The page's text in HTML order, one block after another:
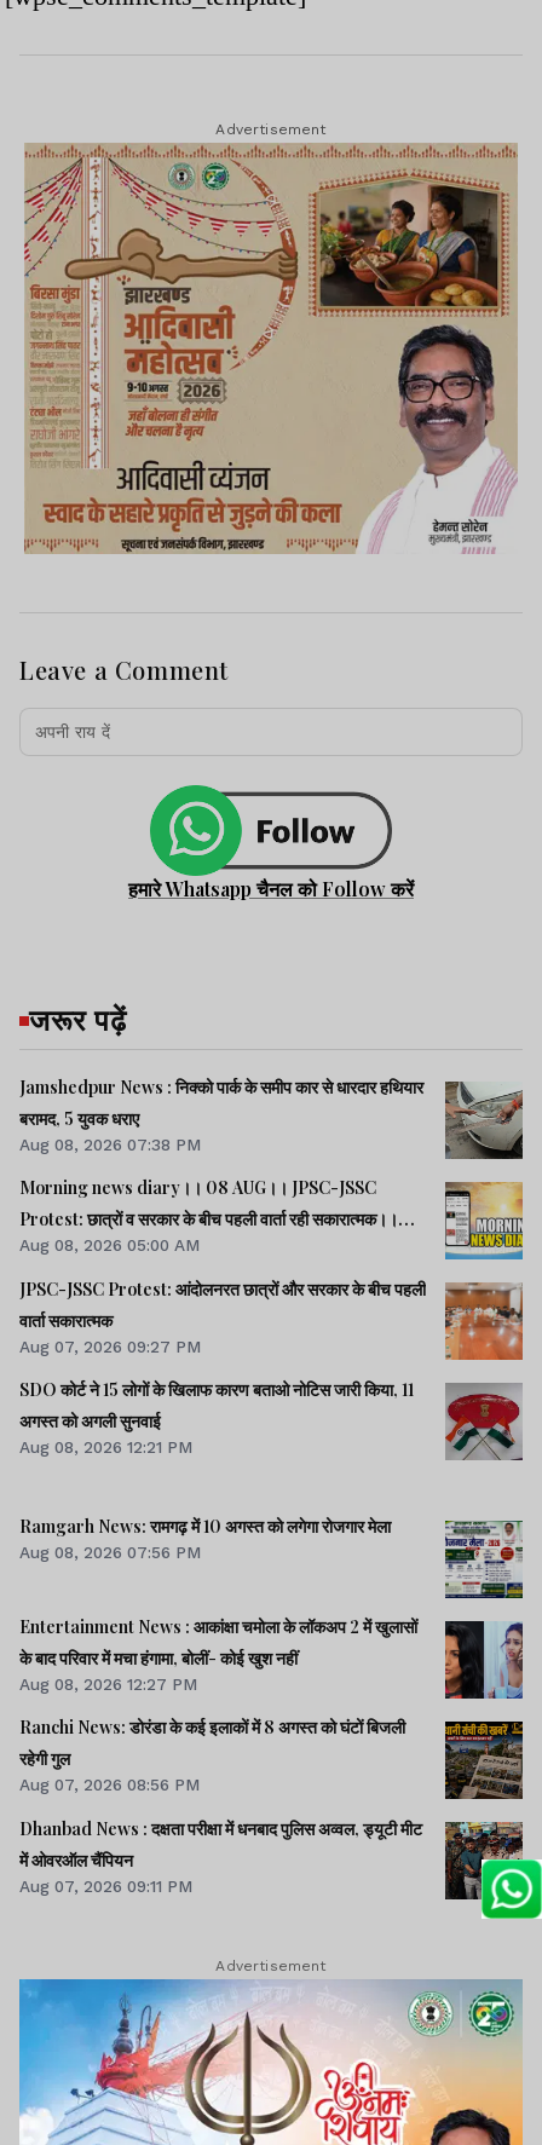
Advertisement
Leave a Comment
हमारे Whatsapp चैनल को Follow करें
जरूर पढ़ें
Jamshedpur News : निक्को पार्क के समीप कार से धारदार हथियार
बरामद, 5 युवक धराए
Aug 08, 2026 07:38 PM
Morning news diary।। 08 AUG।। JPSC-JSSC
Protest: छात्रों व सरकार के बीच पहली वार्ता रही सकारात्मक।।
साइबर क्राइम मामलों की जांच में झारखंड पुलिस फिसड्डी।।संसद में
विपक्षी दलों का हंगामा, कार्यवाही स्थगित।। समेत कई खबरें व वीडियो.
Aug 08, 2026 05:00 AM
JPSC-JSSC Protest: आंदोलनरत छात्रों और सरकार के बीच पहली
वार्ता सकारात्मक
Aug 07, 2026 09:27 PM
SDO कोर्ट ने 15 लोगों के खिलाफ कारण बताओ नोटिस जारी किया, 11
अगस्त को अगली सुनवाई
Aug 08, 2026 12:21 PM
Ramgarh News: रामगढ़ में 10 अगस्त को लगेगा रोजगार मेला
Aug 08, 2026 07:56 PM
Entertainment News : आकांक्षा चमोला के लॉकअप 2 में खुलासों
के बाद परिवार में मचा हंगामा, बोलीं- कोई खुश नहीं
Aug 08, 2026 12:27 PM
Ranchi News: डोरंडा के कई इलाकों में 8 अगस्त को घंटों बिजली
रहेगी गुल
Aug 07, 2026 08:56 PM
Dhanbad News : दक्षता परीक्षा में धनबाद पुलिस अव्वल, ड्यूटी मीट
में ओवरऑल चैंपियन
Aug 07, 2026 09:11 PM
Advertisement